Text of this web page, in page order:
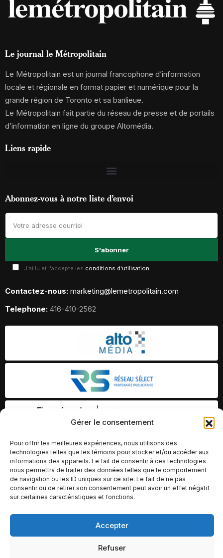
Gérer le consentement
Pour offrir les meilleures expériences, nous utilisons des
technologies telles que les témoins pour stocker et/ou accéder aux
informations des appareils. Le fait de consentir à ces technologies
nous permettra de traiter des données telles que le comportement
de navigation ou les ID uniques sur ce site. Le fait de ne pas
consentir ou de retirer son consentement peut avoir un effet négatif
sur certaines caractéristiques et fonctions.
Accepter
Refuser
Le journal le Métropolitain
Le Métropolitain est un journal francophone d’information
locale et régionale en format papier et numérique pour la
grande région de Toronto et sa banlieue.
Le Métropolitain fait partie du réseau de presse et de portails
d’information en ligne du groupe Altomédia.
Liens rapide
Abonnez-vous à notre liste d’envoi
J'ai lu et j'accepte les conditions d'utilisation
Contactez-nous: marketing@lemetropolitain.com
Telephone: 416-410-2562
© Copyright 2026 – Altomédia Inc |